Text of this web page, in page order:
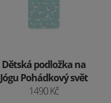
Dětská podložka na
Jógu Pohádkový svět
1490 Kč